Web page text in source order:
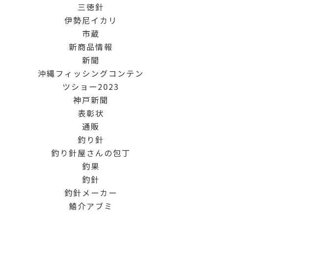
三徳針
伊勢尼イカリ
市蔵
新商品情報
新聞
沖縄フィッシングコンテン
ツショー2023
神戸新聞
表彰状
通販
釣り針
釣り針屋さんの包丁
釣果
釣針
釣針メーカー
鱚介アブミ